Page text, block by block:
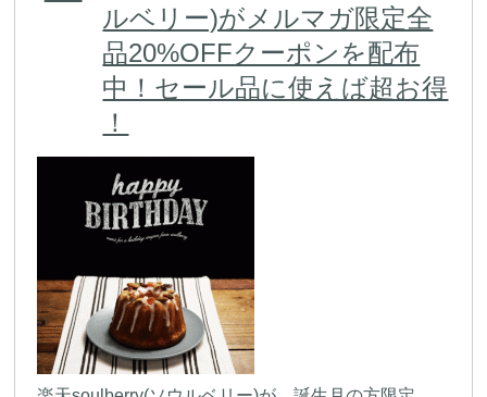
ルベリー)がメルマガ限定全
品20%OFFクーポンを配布
中！セール品に使えば超お得
！